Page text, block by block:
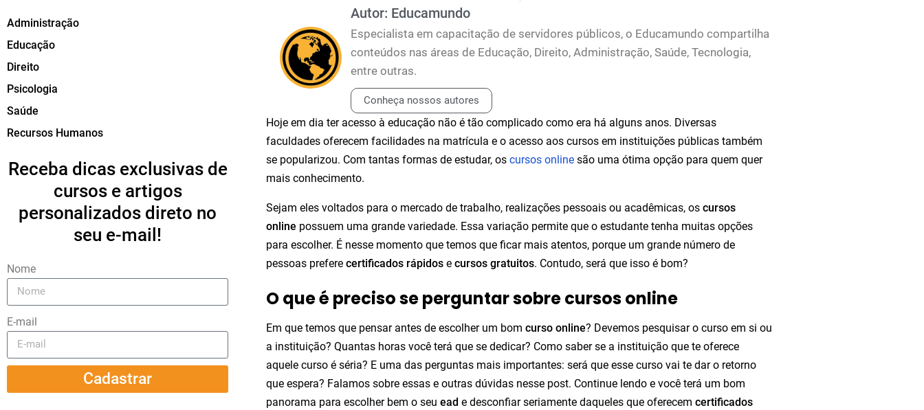
Administração
Educação
Direito
Psicologia
Saúde
Recursos Humanos
Receba dicas exclusivas de
cursos e artigos
personalizados direto no
seu e-mail!
Nome
E-mail
Cadastrar
Autor: Educamundo
Especialista em capacitação de servidores públicos, o Educamundo compartilha
conteúdos nas áreas de Educação, Direito, Administração, Saúde, Tecnologia,
entre outras.
Conheça nossos autores
Hoje em dia ter acesso à educação não é tão complicado como era há alguns anos. Diversas
faculdades oferecem facilidades na matrícula e o acesso aos cursos em instituições públicas também
se popularizou. Com tantas formas de estudar, os cursos online são uma ótima opção para quem quer
mais conhecimento.
Sejam eles voltados para o mercado de trabalho, realizações pessoais ou acadêmicas, os cursos
online possuem uma grande variedade. Essa variação permite que o estudante tenha muitas opções
para escolher. É nesse momento que temos que ficar mais atentos, porque um grande número de
pessoas prefere certificados rápidos e cursos gratuitos. Contudo, será que isso é bom?
O que é preciso se perguntar sobre cursos online
Em que temos que pensar antes de escolher um bom curso online? Devemos pesquisar o curso em si ou
a instituição? Quantas horas você terá que se dedicar? Como saber se a instituição que te oferece
aquele curso é séria? E uma das perguntas mais importantes: será que esse curso vai te dar o retorno
que espera? Falamos sobre essas e outras dúvidas nesse post. Continue lendo e você terá um bom
panorama para escolher bem o seu ead e desconfiar seriamente daqueles que oferecem certificados